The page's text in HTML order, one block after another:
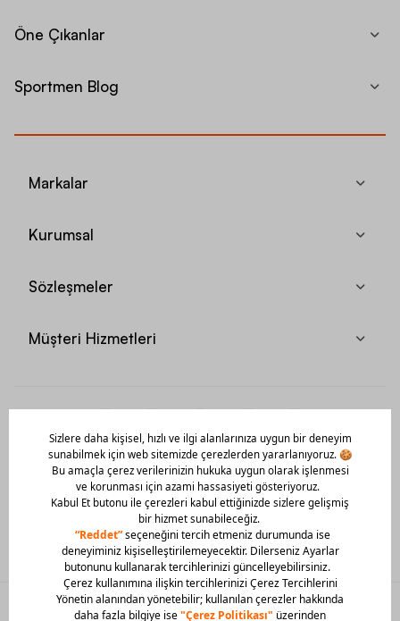
Öne Çıkanlar
Sportmen Blog
Markalar
Kurumsal
Sözleşmeler
Müşteri Hizmetleri
Mobil Uygulamamızı Hemen İndir!